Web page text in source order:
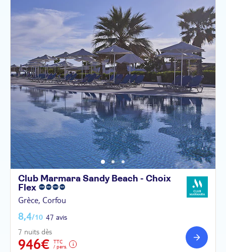
Club Marmara Sandy Beach - Choix
Flex
Grèce, Corfou
8,4/10 47 avis
7 nuits dès
946€
TTC
/ pers.